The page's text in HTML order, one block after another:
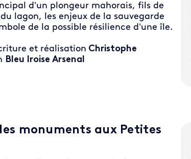
d’un plongeur mahorais, fils de
lagon, les enjeux de la sauvegarde
de la possible résilience d’une île.
et réalisation Christophe
Bleu Iroise Arsenal
monuments aux Petites